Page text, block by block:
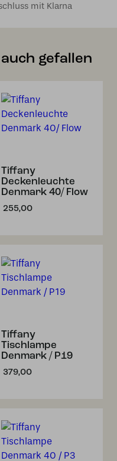
mit Klarna
gefallen
Tiffany
Deckenleuchte
Denmark 40/ Flow
255,00
Tiffany
Tischlampe
Denmark / P19
379,00